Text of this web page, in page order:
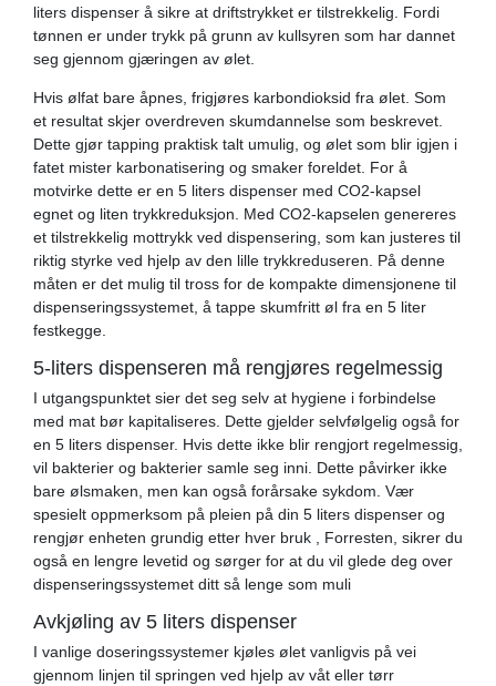
liters dispenser å sikre at driftstrykket er tilstrekkelig. Fordi
tønnen er under trykk på grunn av kullsyren som har dannet
seg gjennom gjæringen av ølet.
Hvis ølfat bare åpnes, frigjøres karbondioksid fra ølet. Som
et resultat skjer overdreven skumdannelse som beskrevet.
Dette gjør tapping praktisk talt umulig, og ølet som blir igjen i
fatet mister karbonatisering og smaker foreldet. For å
motvirke dette er en 5 liters dispenser med CO2-kapsel
egnet og liten trykkreduksjon. Med CO2-kapselen genereres
et tilstrekkelig mottrykk ved dispensering, som kan justeres til
riktig styrke ved hjelp av den lille trykkreduseren. På denne
måten er det mulig til tross for de kompakte dimensjonene til
dispenseringssystemet, å tappe skumfritt øl fra en 5 liter
festkegge.
5-liters dispenseren må rengjøres regelmessig
I utgangspunktet sier det seg selv at hygiene i forbindelse
med mat bør kapitaliseres. Dette gjelder selvfølgelig også for
en 5 liters dispenser. Hvis dette ikke blir rengjort regelmessig,
vil bakterier og bakterier samle seg inni. Dette påvirker ikke
bare ølsmaken, men kan også forårsake sykdom. Vær
spesielt oppmerksom på pleien på din 5 liters dispenser og
rengjør enheten grundig etter hver bruk , Forresten, sikrer du
også en lengre levetid og sørger for at du vil glede deg over
dispenseringssystemet ditt så lenge som muli
Avkjøling av 5 liters dispenser
I vanlige doseringssystemer kjøles ølet vanligvis på vei
gjennom linjen til springen ved hjelp av våt eller tørr